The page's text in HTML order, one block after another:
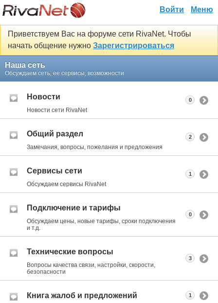
Войти Меню
Приветствуем Вас на форуме сети RivaNet. Чтобы
начать общение нужно Зарегистрироваться
Наша сеть
Обсуждаем сеть, ее сервисы, возможности
Новости
Новости сети RivaNet
0
Общий раздел
Замечания, вопросы, пожелания и предложения
2
Сервисы сети
Обсуждаем сервисы RivaNet
1
Подключение и тарифы
Обсуждаем цены, новые тарифы, сроки подключения
и т.д.
0
Технические вопросы
Вопросы качества связи, настройки, скорости,
безопасности
3
Книга жалоб и предложений 1